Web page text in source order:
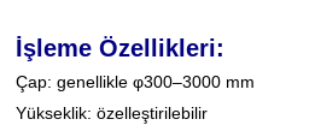
İşleme Özellikleri:
Çap: genellikle φ300–3000 mm
Yükseklik: özelleştirilebilir